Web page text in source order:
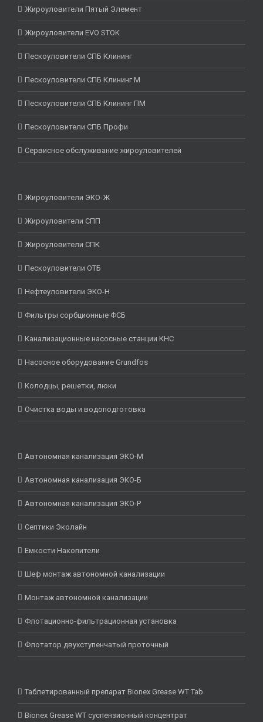
Жироуловители Пятый Элемент
Жироуловители EVO STOK
Пескоуловители СПБ Клининг
Пескоуловители СПБ Клининг М
Пескоуловители СПБ Клининг ПМ
Пескоуловители СПБ Профи
Сервисное обслуживание жироуловителей
Жироуловители ЭКО-Ж
Жироуловители СПП
Жироуловители СПК
Пескоуловители ОТБ
Нефтеуловители ЭКО-Н
Фильтры сорбционные ФСБ
Канализационные насосные станции КНС
Насосное оборудование Grundfos
Колодцы, решетки, люки
Очистка воды и водоподготовка
Автономная канализация ЭКО-М
Автономная канализация ЭКО-Б
Автономная канализация ЭКО-Р
Септики Эколайн
Емкости Накопители
Шеф монтаж автономной канализации
Монтаж автономной канализации
Флотационно-фильтрационная установка
Флотатор двухступенчатый проточный
Таблетированный препарат Bionex Grease WT Tab
Bionex Grease WT суспензионный концентрат